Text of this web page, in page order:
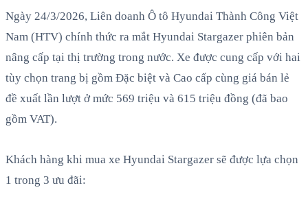
Ngày 24/3/2026, Liên doanh Ô tô Hyundai Thành Công Việt
Nam (HTV) chính thức ra mắt Hyundai Stargazer phiên bản
nâng cấp tại thị trường trong nước. Xe được cung cấp với hai
tùy chọn trang bị gồm Đặc biệt và Cao cấp cùng giá bán lẻ
đề xuất lần lượt ở mức 569 triệu và 615 triệu đồng (đã bao
gồm VAT).
Khách hàng khi mua xe Hyundai Stargazer sẽ được lựa chọn
1 trong 3 ưu đãi: